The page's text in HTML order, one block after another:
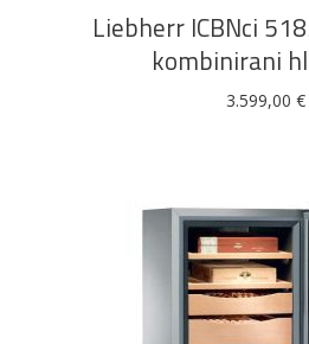
Liebherr ICBNci
kombinirani
3.599,00 €